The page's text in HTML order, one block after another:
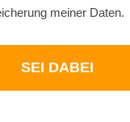
meiner Daten.
SEI DABEI